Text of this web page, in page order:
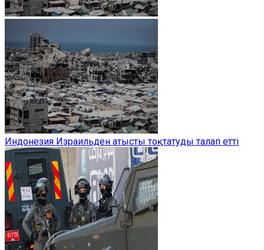
Индонезия Израильден атысты тоқтатуды талап етті